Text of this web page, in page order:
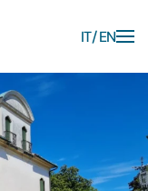
IT EN